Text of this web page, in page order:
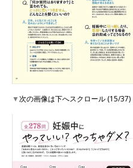
▼次の画像は下へスクロール (15/37)